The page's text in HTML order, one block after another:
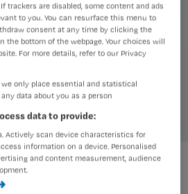
trackers are disabled, some content and ads
to you. You can resurface this menu to
consent at any time by clicking the
the bottom of the webpage. Your choices will
For more details, refer to our Privacy
only place essential and statistical
data about you as a person
data to provide:
Actively scan device characteristics for
information on a device. Personalised
and content measurement, audience